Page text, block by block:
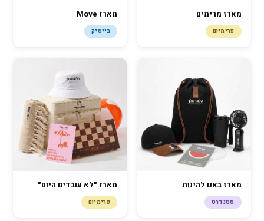
פרימיום בייסיק
מארז באנו להינות
סטנדרט
מארז ״לא עובדים היום״
פרימיום